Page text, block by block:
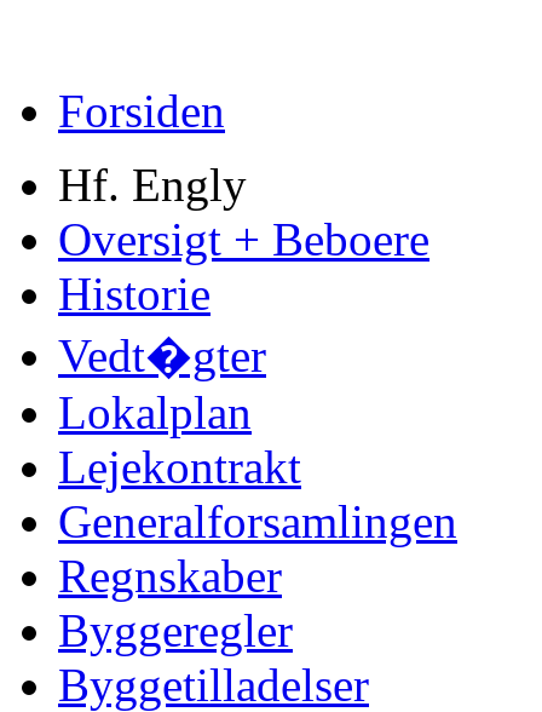
Forsiden
Hf. Engly
Oversigt + Beboere
Historie
Vedt�gter
Lokalplan
Lejekontrakt
Generalforsamlingen
Regnskaber
Byggeregler
Byggetilladelser